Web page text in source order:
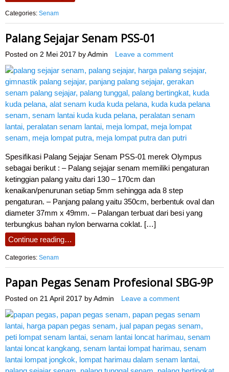
Categories: Senam
Palang Sejajar Senam PSS-01
Posted on 2 Mei 2017 by Admin Leave a comment
Spesifikasi Palang Sejajar Senam PSS-01 merek Olympus
sebagai berikut : – Palang sejajar senam memiliki pengaturan
ketinggian palang yaitu dari 130 – 170cm dan
kenaikan/penurunan setiap 5mm sehingga ada 8 step
pengaturan. – Panjang palang yaitu 350cm, berbentuk oval dan
diameter 37mm x 49mm. – Palangan terbuat dari besi yang
terbungkus bahan nylon berwarna coklat. […]
Continue reading…
Categories: Senam
Papan Pegas Senam Profesional SBG-9P
Posted on 21 April 2017 by Admin Leave a comment